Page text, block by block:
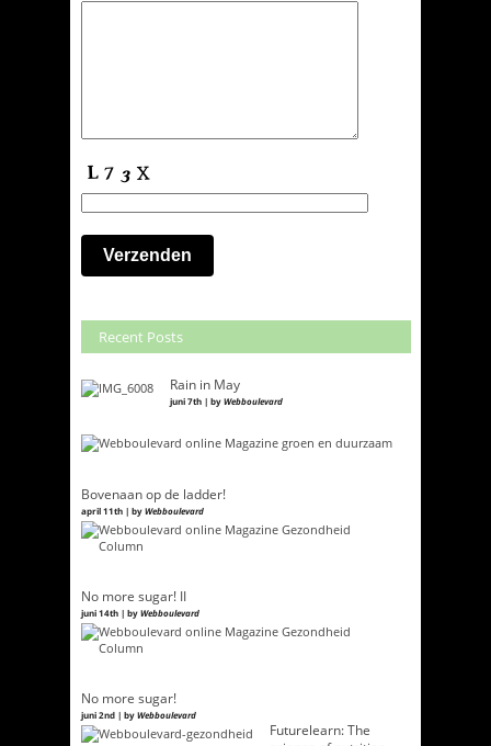
Recent Posts
Rain in May
juni 7th | byWebboulevard
Bovenaan op de ladder!
april 11th | byWebboulevard
No more sugar! II
juni 14th | byWebboulevard
No more sugar!
juni 2nd | byWebboulevard
Futurelearn: The